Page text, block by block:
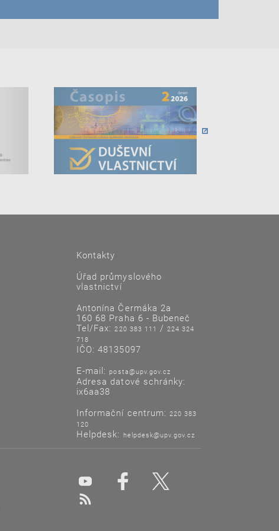
Kontakty
Úřad průmyslového
vlastnictví
Antonína Čermáka 2a
160 68 Praha 6 - Bubeneč
Tel/Fax:220 383 111 /224 324
718
IČO: 48135097
E-mail: posta@upv.gov.cz
Adresa datové schránky:
ix6aa38
Informační centrum: 220 383
120
Helpdesk: helpdesk@upv.gov.cz